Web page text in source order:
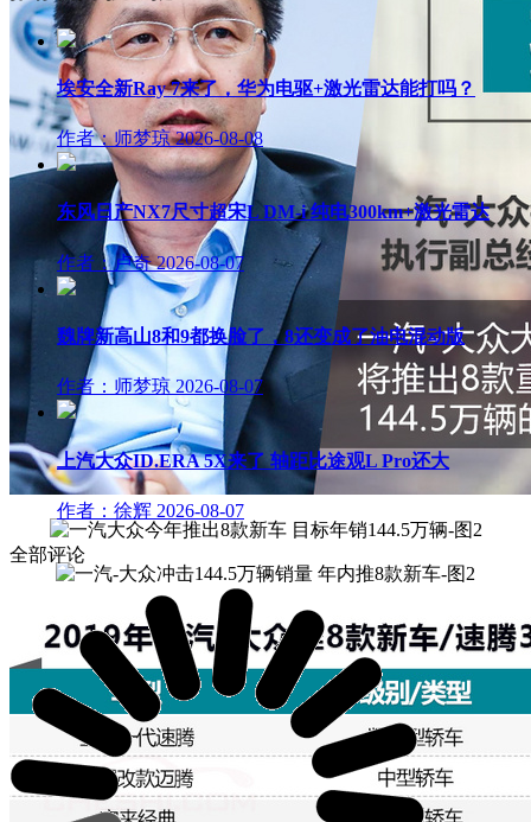
埃安全新Ray 7来了，华为电驱+激光雷达能打吗？
作者：师梦琼 2026-08-08
东风日产NX7尺寸超宋L DM-i 纯电300km+激光雷达
作者：卢奇 2026-08-07
魏牌新高山8和9都换脸了，8还变成了油电混动版
作者：师梦琼 2026-08-07
上汽大众ID.ERA 5X来了 轴距比途观L Pro还大
作者：徐辉 2026-08-07
全部评论